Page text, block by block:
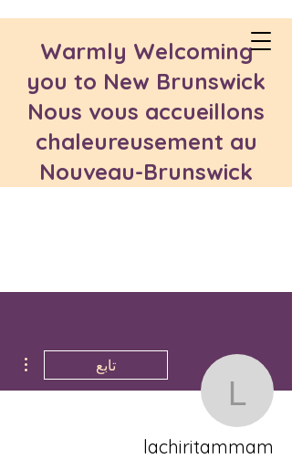
Warmly Welcoming
you to New Brunswick
Nous vous accueillons
chaleureusement au
Nouveau-Brunswick
lachiritammam
تابع
lachiritammam